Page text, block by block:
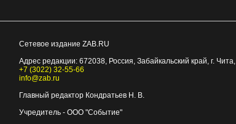
Сетевое издание ZAB.RU
Адрес редакции: 672038, Россия, Забайкальский край, г. Чита,
+7 (3022) 32-55-66
info@zab.ru
Главный редактор Кондратьев Н. В.
Учредитель - ООО "Событие"